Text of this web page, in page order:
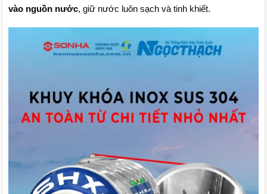
vào nguồn nước, giữ nước luôn sạch và tinh khiết.